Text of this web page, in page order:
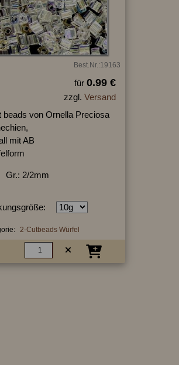
Best.Nr.:19163
für 0.99 €
zzgl. Versand
beads von Ornella Preciosa
mit AB
Gr.: 2/2mm
2-Cutbeads Würfel